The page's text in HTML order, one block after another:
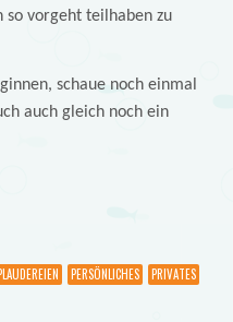
so vorgeht teilhaben zu
schaue noch einmal
auch gleich noch ein
PERSÖNLICHES
PRIVATES